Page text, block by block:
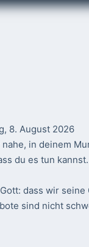
8. August 2026
in deinem
du es tun kannst.
dass wir seine
sind nicht